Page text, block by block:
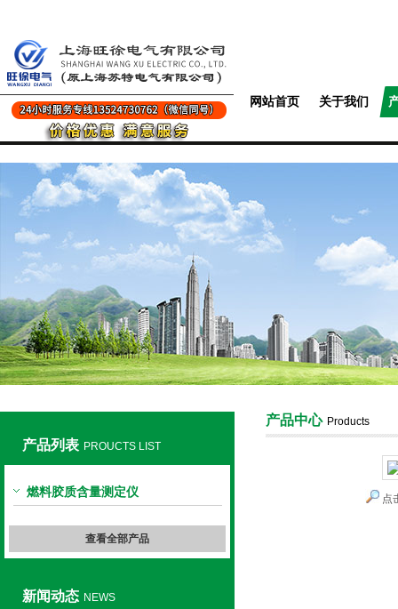
网站首页 关于我们
产品列表 PROUCTS LIST
燃料胶质含量测定仪
查看全部产品
新闻动态 NEWS
产品中心 Products
点